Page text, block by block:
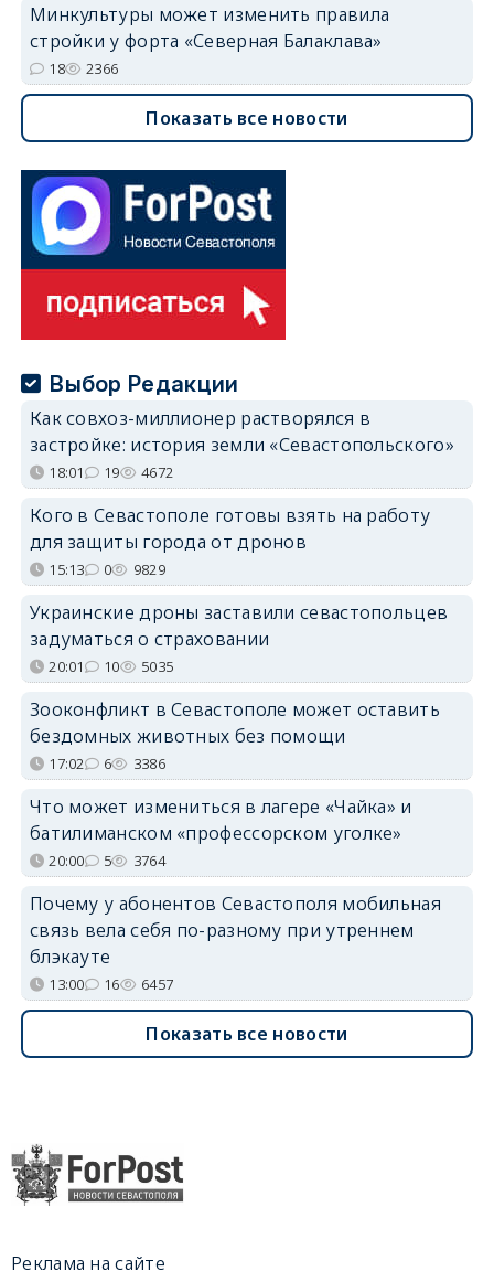
Минкультуры может изменить правила
стройки у форта «Северная Балаклава»
18 2366
Показать все новости
Выбор Редакции
Как совхоз-миллионер растворялся в
застройке: история земли «Севастопольского»
18:01 19 4672
Кого в Севастополе готовы взять на работу
для защиты города от дронов
15:13 0 9829
Украинские дроны заставили севастопольцев
задуматься о страховании
20:01 10 5035
Зооконфликт в Севастополе может оставить
бездомных животных без помощи
17:02 6 3386
Что может измениться в лагере «Чайка» и
батилиманском «профессорском уголке»
20:00 5 3764
Почему у абонентов Севастополя мобильная
связь вела себя по-разному при утреннем
блэкауте
13:00 16 6457
Показать все новости
Реклама на сайте